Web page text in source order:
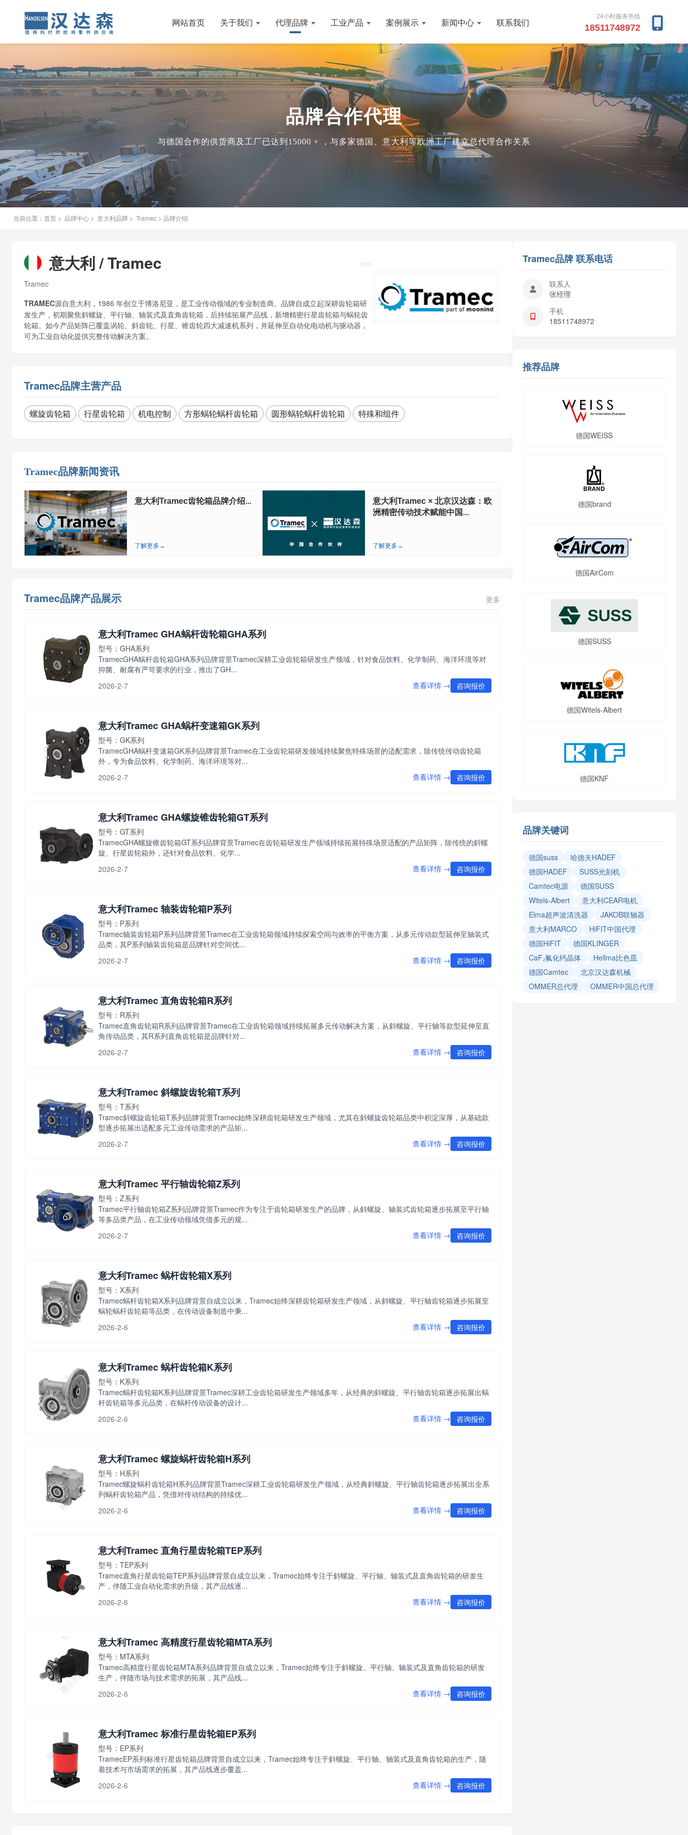
网站首页 关于我们 代理品牌 工业产品 案例展示 新闻中心 联系我们
24小时服务热线
18511748972
品牌合作代理
与德国合作的供货商及工厂已达到15000 + ，与多家德国、意大利等欧洲工厂建立总代理合作关系
当前位置： 首页> 品牌中心> 意大利品牌> Tramec> 品牌介绍
意大利 / Tramec
Tramec
TRAMEC源自意大利，1986 年创立于博洛尼亚，是工业传动领域的专业制造商。品牌自成立起深耕齿轮箱研
发生产，初期聚焦斜螺旋、平行轴、轴装式及直角齿轮箱，后持续拓展产品线，新增精密行星齿轮箱与蜗轮齿
轮箱。如今产品矩阵已覆盖涡轮、斜齿轮、行星、锥齿轮四大减速机系列，并延伸至自动化电动机与驱动器，
可为工业自动化提供完整传动解决方案。
Tramec品牌主营产品
螺旋齿轮箱 行星齿轮箱 机电控制 方形蜗轮蜗杆齿轮箱 圆形蜗轮蜗杆齿轮箱 特殊和组件
Tramec品牌新闻资讯
意大利Tramec齿轮箱品牌介绍...
了解更多→
意大利Tramec × 北京汉达森：欧
洲精密传动技术赋能中国...
了解更多→
Tramec品牌产品展示 更多
意大利Tramec GHA蜗杆齿轮箱GHA系列
型号：GHA系列
TramecGHA蜗杆齿轮箱GHA系列品牌背景Tramec深耕工业齿轮箱研发生产领域，针对食品饮料、化学制药、海洋环境等对
抑菌、耐腐有严苛要求的行业，推出了GH...
2026-2-7
查看详情 → 咨询报价
意大利Tramec GHA蜗杆变速箱GK系列
型号：GK系列
TramecGHA蜗杆变速箱GK系列品牌背景Tramec在工业齿轮箱研发领域持续聚焦特殊场景的适配需求，除传统传动齿轮箱
外，专为食品饮料、化学制药、海洋环境等对...
2026-2-7
查看详情 → 咨询报价
意大利Tramec GHA螺旋锥齿轮箱GT系列
型号：GT系列
TramecGHA螺旋锥齿轮箱GT系列品牌背景Tramec在齿轮箱研发生产领域持续拓展特殊场景适配的产品矩阵，除传统的斜螺
旋、行星齿轮箱外，还针对食品饮料、化学...
2026-2-7
查看详情 → 咨询报价
意大利Tramec 轴装齿轮箱P系列
型号：P系列
Tramec轴装齿轮箱P系列品牌背景Tramec在工业齿轮箱领域持续探索空间与效率的平衡方案，从多元传动款型延伸至轴装式
品类，其P系列轴装齿轮箱是品牌针对空间优...
2026-2-7
查看详情 → 咨询报价
意大利Tramec 直角齿轮箱R系列
型号：R系列
Tramec直角齿轮箱R系列品牌背景Tramec在工业齿轮箱领域持续拓展多元传动解决方案，从斜螺旋、平行轴等款型延伸至直
角传动品类，其R系列直角齿轮箱是品牌针对...
2026-2-7
查看详情 → 咨询报价
意大利Tramec 斜螺旋齿轮箱T系列
型号：T系列
Tramec斜螺旋齿轮箱T系列品牌背景Tramec始终深耕齿轮箱研发生产领域，尤其在斜螺旋齿轮箱品类中积淀深厚，从基础款
型逐步拓展出适配多元工业传动需求的产品矩...
2026-2-7
查看详情 → 咨询报价
意大利Tramec 平行轴齿轮箱Z系列
型号：Z系列
Tramec平行轴齿轮箱Z系列品牌背景Tramec作为专注于齿轮箱研发生产的品牌，从斜螺旋、轴装式齿轮箱逐步拓展至平行轴
等多品类产品，在工业传动领域凭借多元的规...
2026-2-7
查看详情 → 咨询报价
意大利Tramec 蜗杆齿轮箱X系列
型号：X系列
Tramec蜗杆齿轮箱X系列品牌背景自成立以来，Tramec始终深耕齿轮箱研发生产领域，从斜螺旋、平行轴齿轮箱逐步拓展至
蜗轮蜗杆齿轮箱等品类，在传动设备制造中秉...
2026-2-6
查看详情 → 咨询报价
意大利Tramec 蜗杆齿轮箱K系列
型号：K系列
Tramec蜗杆齿轮箱K系列品牌背景Tramec深耕工业齿轮箱研发生产领域多年，从经典的斜螺旋、平行轴齿轮箱逐步拓展出蜗
杆齿轮箱等多元品类，在蜗杆传动设备的设计...
2026-2-6
查看详情 → 咨询报价
意大利Tramec 螺旋蜗杆齿轮箱H系列
型号：H系列
Tramec螺旋蜗杆齿轮箱H系列品牌背景Tramec深耕工业齿轮箱研发生产领域，从经典斜螺旋、平行轴齿轮箱逐步拓展出全系
列蜗杆齿轮箱产品，凭借对传动结构的持续优...
2026-2-6
查看详情 → 咨询报价
意大利Tramec 直角行星齿轮箱TEP系列
型号：TEP系列
Tramec直角行星齿轮箱TEP系列品牌背景自成立以来，Tramec始终专注于斜螺旋、平行轴、轴装式及直角齿轮箱的研发生
产，伴随工业自动化需求的升级，其产品线逐...
2026-2-6
查看详情 → 咨询报价
意大利Tramec 高精度行星齿轮箱MTA系列
型号：MTA系列
Tramec高精度行星齿轮箱MTA系列品牌背景自成立以来，Tramec始终专注于斜螺旋、平行轴、轴装式及直角齿轮箱的研发
生产，伴随市场与技术需求的拓展，其产品线...
2026-2-6
查看详情 → 咨询报价
意大利Tramec 标准行星齿轮箱EP系列
型号：EP系列
TramecEP系列标准行星齿轮箱品牌背景自成立以来，Tramec始终专注于斜螺旋、平行轴、轴装式及直角齿轮箱的生产，随
着技术与市场需求的拓展，其产品线逐步覆盖...
2026-2-6
查看详情 → 咨询报价
Tramec品牌 联系电话
联系人
张经理
手机
18511748972
推荐品牌
德国WEISS
德国brand
德国AirCom
德国SUSS
德国Witels-Albert
德国KNF
品牌关键词
​德国suss
哈德夫HADEF
德国HADEF
SUSS光刻机
Camtec电源
德国SUSS
Witels‑Albert
意大利CEAR电机
Elma超声波清洗器
JAKOB联轴器
意大利MARCO
HiFIT中国代理
德国HiFIT
德国KLINGER
CaF₂氟化钙晶体
Hellma比色皿
德国Camtec
北京汉达森机械
OMMER总代理
OMMER中国总代理